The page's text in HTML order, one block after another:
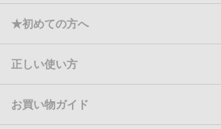
★初めての方へ
正しい使い方
お買い物ガイド